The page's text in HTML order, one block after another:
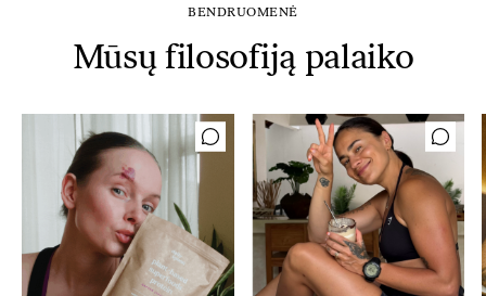
BENDRUOMENĖ
Mūsų filosofiją palaiko